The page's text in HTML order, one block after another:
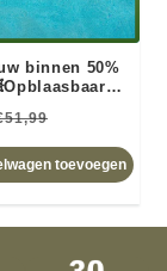
binnen 50%
Stoel
toevoegen